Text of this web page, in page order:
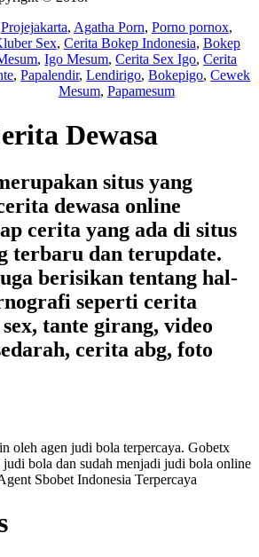
Projejakarta, Agatha Porn, Porno pornox,
Sex, Cerita Bokep Indonesia, Bokep
,Igo Mesum,Cerita Sex Igo,Cerita
,Papalendir,Lendirigo,Bokepigo,Cewek
Mesum, Papamesum
Dewasa
situs yang
dewasa online
cerita yang ada di situs
terbaru dan terupdate.
berisikan tentang hal-
seperti cerita
tante girang, video
cerita abg, foto
oleh agen judi bola terpercaya. Gobetx
judi bola dan sudah menjadi judi bola online
Sbobet Indonesia Terpercaya